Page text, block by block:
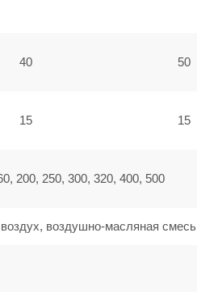
40 50
15 15
200, 250, 300, 320, 400, 500
воздушно-масляная смесь